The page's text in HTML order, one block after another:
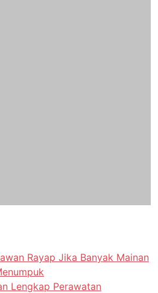
Rayap Jika Banyak Mainan
Lengkap Perawatan